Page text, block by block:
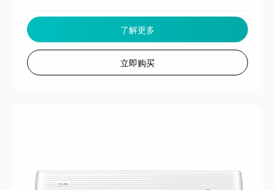
了解更多
立即购买